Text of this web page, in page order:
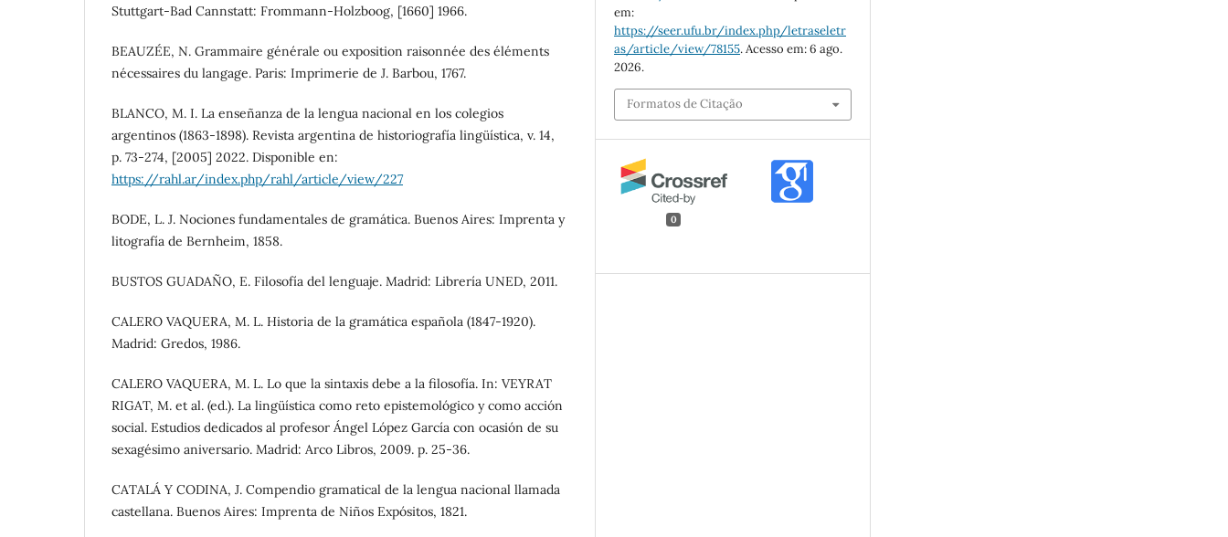
Stuttgart-Bad Cannstatt: Frommann-Holzboog, [1660] 1966.
BEAUZÉE, N. Grammaire générale ou exposition raisonnée des éléments
nécessaires du langage. Paris: Imprimerie de J. Barbou, 1767.
BLANCO, M. I. La enseñanza de la lengua nacional en los colegios
argentinos (1863-1898). Revista argentina de historiografía lingüística, v. 14,
p. 73-274, [2005] 2022. Disponible en:
https://rahl.ar/index.php/rahl/article/view/227
BODE, L. J. Nociones fundamentales de gramática. Buenos Aires: Imprenta y
litografía de Bernheim, 1858.
BUSTOS GUADAÑO, E. Filosofía del lenguaje. Madrid: Librería UNED, 2011.
CALERO VAQUERA, M. L. Historia de la gramática española (1847-1920).
Madrid: Gredos, 1986.
CALERO VAQUERA, M. L. Lo que la sintaxis debe a la filosofía. In: VEYRAT
RIGAT, M. et al. (ed.). La lingüística como reto epistemológico y como acción
social. Estudios dedicados al profesor Ángel López García con ocasión de su
sexagésimo aniversario. Madrid: Arco Libros, 2009. p. 25-36.
CATALÁ Y CODINA, J. Compendio gramatical de la lengua nacional llamada
castellana. Buenos Aires: Imprenta de Niños Expósitos, 1821.
em:
https://seer.ufu.br/index.php/letraseletr
as/article/view/78155. Acesso em: 6 ago.
2026.
Formatos de Citação
0